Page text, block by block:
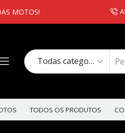
MOTOS!
TODOS OS PRODUTOS